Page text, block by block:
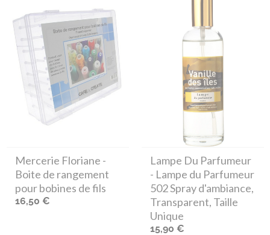
Mercerie Floriane -
Boite de rangement
pour bobines de fils
16,50 €
Lampe Du Parfumeur
- Lampe du Parfumeur
502 Spray d'ambiance,
Transparent, Taille
Unique
15,90 €